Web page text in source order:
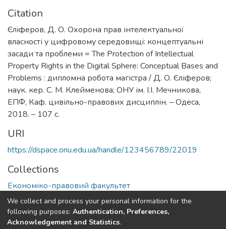
Citation
Єліферов, Д. О. Охорона прав інтелектуальної
власності у цифровому середовищі: концептуальні
засади та проблеми = The Protection of Intellectual
Property Rights in the Digital Sphere: Conceptual Bases and
Problems : дипломна робота магістра / Д. О. Єліферов;
наук. кер. С. М. Клейменова; ОНУ ім. І.І. Мечникова,
ЕПФ, Каф. цивільно-правових дисциплін. – Одеса,
2018. – 107 с.
URI
https://dspace.onu.edu.ua/handle/123456789/22019
Collections
Економіко-правовий факультет
Full item page
We collect and process your personal information for the
following purposes: Authentication, Preferences,
Acknowledgement and Statistics.